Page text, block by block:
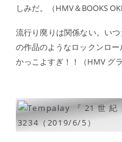
しみだ。（HMV＆BOOKS
流行り廃りは関係ない。い
の作品のようなロックンロ
かっこよすぎ！！（HMV グ